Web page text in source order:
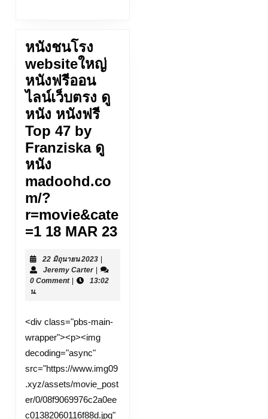
หนังชนโรง
websiteใหญ่
หนังฟรีออน
ไลน์เว็บตรง ดู
หนัง หนังฟรี
Top 47 by
Franziska ดู
หนัง
madoohd.co
m/?
r=movie&cate
=1 18 MAR 23หนัง
ตรง
ดู
22 มิถุนายน 202322
มิถุนายน
2023
|
Jeremy CarterJeremy
Carter
|
0 Comment |
13:02
น.
<div class="pbs-main-
wrapper"><p><img
decoding="async"
src="https://www.img09
.xyz/assets/movie_post
er/0/08f9069976c2a0ee
c01382060116f88d.jpg"